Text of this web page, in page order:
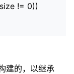
!= 0))
建的，以继承